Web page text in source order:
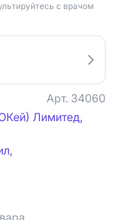
с врачом
Арт. 34060
Лимитед,